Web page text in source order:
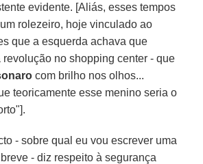
evidente. [Aliás, esses tempos
rolezeiro, hoje vinculado ao
que a esquerda achava que
revolução no shopping center - que
com brilho nos olhos...
teoricamente esse menino seria o
- sobre qual eu vou escrever uma
- diz respeito à segurança